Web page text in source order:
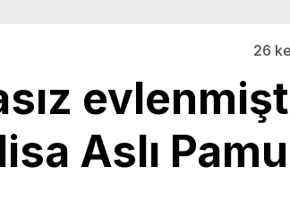
26
Aslı